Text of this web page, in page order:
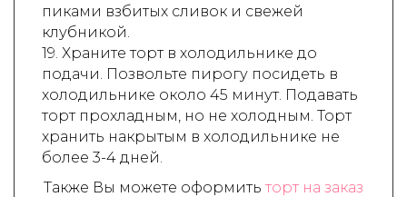
пиками взбитых сливок и свежей
клубникой.
19. Храните торт в холодильнике до
подачи. Позвольте пирогу посидеть в
холодильнике около 45 минут. Подавать
торт прохладным, но не холодным. Торт
хранить накрытым в холодильнике не
более 3-4 дней.
Также Вы можете оформить торт на заказ